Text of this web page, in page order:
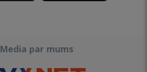
Media par mums